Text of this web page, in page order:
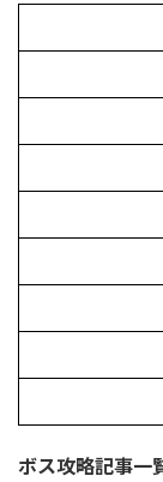
ボス攻略記事一